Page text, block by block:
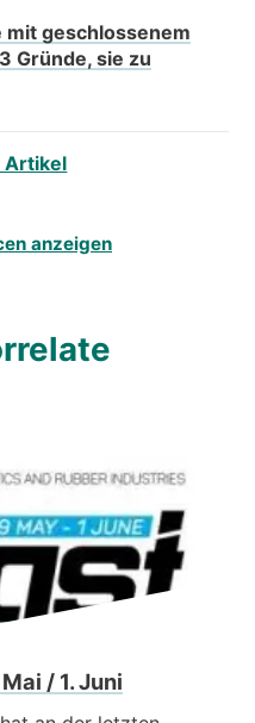
mit geschlossenem
Gründe, sie zu
Artikel
anzeigen
/ 1. Juni